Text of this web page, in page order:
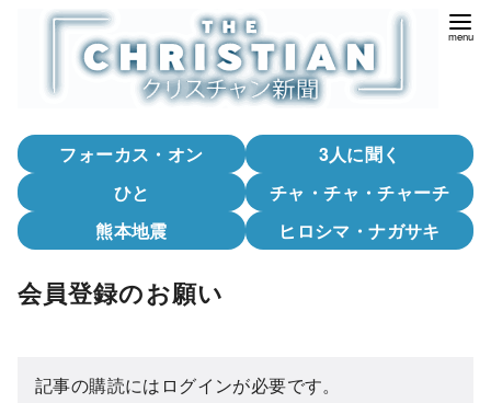
フォーカス・オン
3人に聞く
ひと
チャ・チャ・チャーチ
熊本地震
ヒロシマ・ナガサキ
会員登録のお願い
記事の購読にはログインが必要です。